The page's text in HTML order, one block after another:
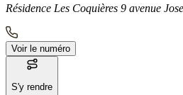
Résidence Les Coquières 9 avenue
Voir le numéro
S'y rendre